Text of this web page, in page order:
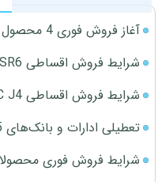
آغاز فروش فوری 4 محصول ایران خودرو در نمایندگی‌ها
شرایط فروش اقساطی KMC SR6 کرمان موتور اعلام شد
شرایط فروش اقساطی JAC J4 (مرداد 1405)
تعطیلی ادارات و بانک‌های 5 استان در روز چهارشنبه
شرایط فروش فوری محصولات